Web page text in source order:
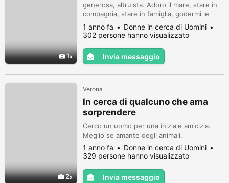
1
generosa, altruista. Adoro il mare, stare in
compagnia, stare in famiglia, godermi le
buone cene, cucinare.
1 anno fa
Donne in cerca di Uomini
302 persone hanno visualizzato
Invia messaggio
2
Verona
In cerca di qualcuno che ama
sorprendere
Cerco un uomo per una iniziale amicizia.
Meglio se amante degli animali.
1 anno fa
Donne in cerca di Uomini
329 persone hanno visualizzato
Invia messaggio